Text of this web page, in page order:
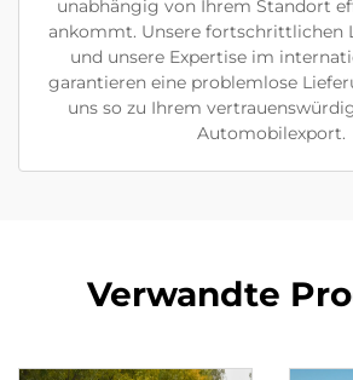
unabhängig von Ihrem Standort
ankommt. Unsere fortschrittlichen
und unsere Expertise im
garantieren eine problemlose
uns so zu Ihrem
Automobilexport.
Verwandte